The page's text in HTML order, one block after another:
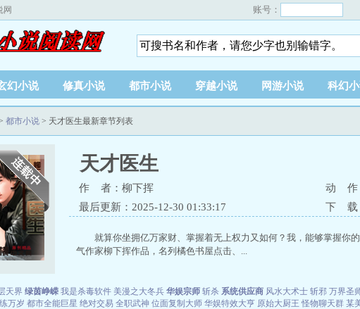
网 账号：
幻小说 修真小说 都市小说 穿越小说 网游小说 科幻
都市小说 > 天才医生最新章节列表
天才医生
作 者：柳下挥 动 作
最后更新：2025-12-30 01:33:17
下 载
就算你坐拥亿万家财、掌握着无上权力又如何？我，能够掌握你
气作家柳下挥作品，名列橘色书屋点击、...
天界 绿茵峥嵘 我是杀毒软件 美漫之大冬兵 华娱宗师 斩杀 系统供应商 风水大术士 斩邪 万界圣
万岁 都市全能巨星 绝对交易 全职武神 位面复制大师 华娱特效大亨 原始大厨王 怪物聊天群 某